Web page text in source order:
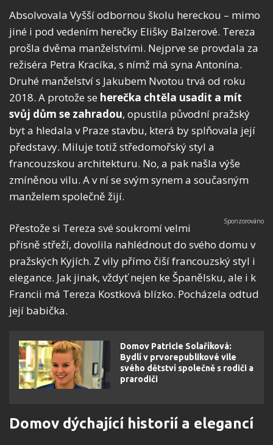
Absolvovala Vyšší odbornou školu hereckou – mimo
jiné i pod vedením herečky Elišky Balzerové. Tereza
prošla dvěma manželstvími. Nejprve se provdala za
režiséra Petra Kracíka, s nímž má syna Antonína.
Druhé manželství s Jakubem Nvotou trvá od roku
2018. A protože se herečka chtěla usadit a mít
svůj dům se zahradou, opustila původní pražský
byt a hledala v Praze stavbu, která by splňovala její
představy. Miluje totiž středomořský styl a
francouzskou architekturu. No, a pak našla výše
zmíněnou vilu. A v ní se svým synem a současným
manželem společně žijí.
Přestože si Tereza své soukromí velmi
přísně střeží, dovolila nahlédnout do svého domu v
pražských Kyjích. Z vily přímo čiší francouzský styl i
elegance. Jak jinak, vždyť nejen ke Španělsku, ale i k
Francii má Tereza Kostková blízko. Pocházela odtud
její babička.
Domov Patricie Solaříková:
Bydlí v prvorepublikové vile
svého dětství společně s rodiči a
prarodiči
Domov dýchající historií a elegancí